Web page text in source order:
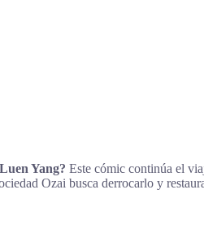
Yang? Este cómic continúa el
Ozai busca derrocarlo y